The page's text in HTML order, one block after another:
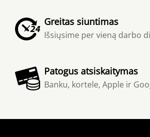
Greitas siuntimas
Išsiųsime per vieną darbo
Patogus atsiskaitymas
Banku, kortele, Apple ir